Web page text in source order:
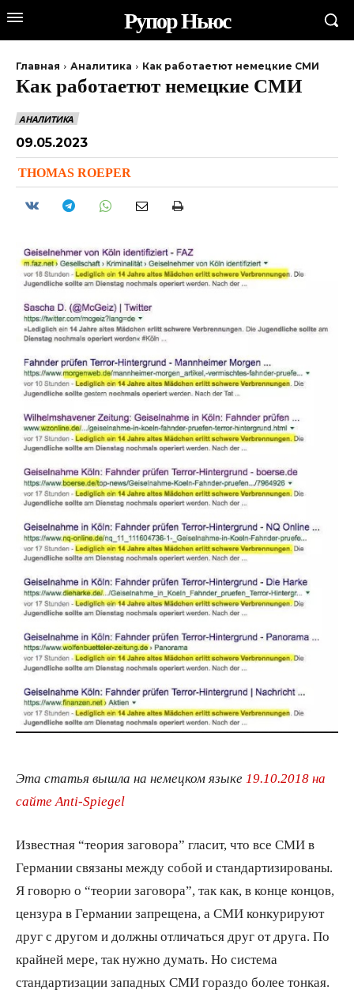
Рупор Ньюс
Главная Аналитика Как работаетют немецкие СМИ
Как работаетют немецкие СМИ
АНАЛИТИКА
09.05.2023
THOMAS ROEPER
Эта статья вышла на немецком языке 19.10.2018 на
сайте Anti-Spiegel
Известная “теория заговора” гласит, что все СМИ в
Германии связаны между собой и стандартизированы.
Я говорю о “теории заговора”, так как, в конце концов,
цензура в Германии запрещена, а СМИ конкурируют
друг с другом и должны отличаться друг от друга. По
крайней мере, так нужно думать. Но система
стандартизации западных СМИ гораздо более тонкая.